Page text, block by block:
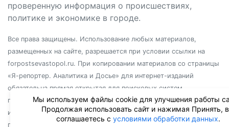
проверенную информация о происшествиях,
политике и экономике в городе.
Все права защищены. Использование любых материалов,
размещенных на сайте, разрешается при условии ссылки на
forpostsevastopol.ru. При копировании материалов со страницы
«Я-репортер. Аналитика и Досье» для интернет-изданий
обязательна прямая открытая для поисковых систем
гиперссылка. Независимо от полного или частичного
использования материалов, ссылка должна быть размещена в
подзаголовке или первом абзаце материала.
Мы используем файлы cookie для улучшения работы
Продолжая использовать сайт и нажимая Принять,
соглашаетесь с условиями обработки данных.